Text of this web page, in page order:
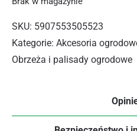
SKU: 5907553505523
Kategorie: Akcesoria
Obrzeża i palisady ogrodowe